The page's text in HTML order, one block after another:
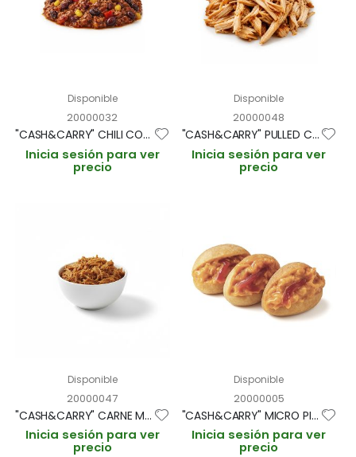
Disponible
20000032
"CASH&CARRY" CHILI CON CARNE "ORIGINAL" BANDEJA 1kg (CAJA 6 BANDEJAS)
Inicia sesión para ver
precio
Disponible
20000048
"CASH&CARRY" PULLED CHICKEN BRASEADO ESTILO A L'AST BANDEJA 1 kg (CAJA 6 BANDEJAS)
Inicia sesión para ver
precio
Disponible
20000047
"CASH&CARRY" CARNE MECHADA LATINA BANDEJA 1kg (CAJA 6 BANDEJAS)
Inicia sesión para ver
precio
Disponible
20000005
"CASH&CARRY" MICRO PITA RELLENA COCHINITA PIBIL 15gr aprox/3,5cm BANDEJA 60und (CAJA 3 BANDEJAS)
Inicia sesión para ver
precio